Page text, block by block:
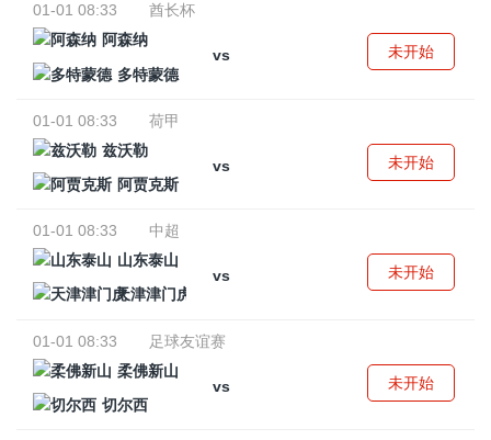
01-01 08:33
酋长杯
阿森纳
vs
多特蒙德
未开始
01-01 08:33
荷甲
兹沃勒
vs
阿贾克斯
未开始
01-01 08:33
中超
山东泰山
vs
天津津门虎
未开始
01-01 08:33
足球友谊赛
柔佛新山
vs
切尔西
未开始